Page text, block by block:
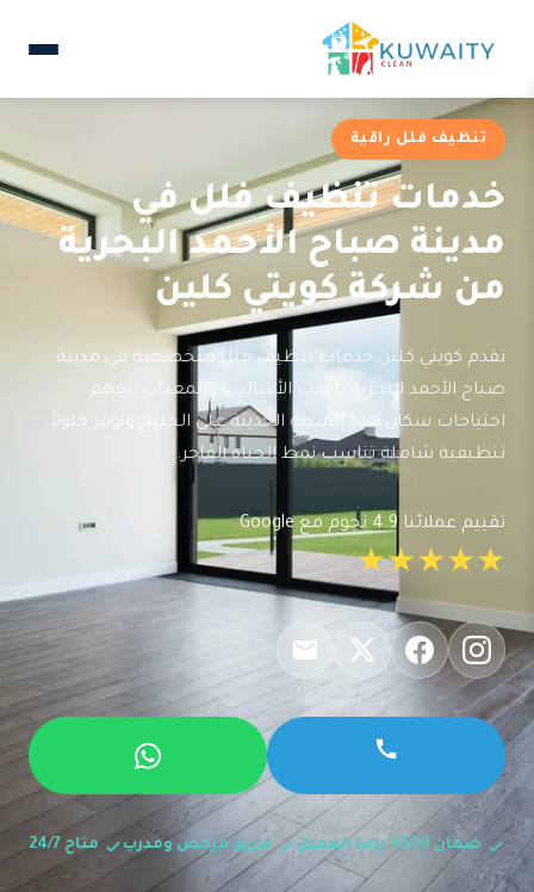
تنظيف فلل راقية
خدمات تنظيف فلل في
مدينة صباح الأحمد البحرية
من شركة كويتي كلين
تقدم كويتي كلين خدمات تنظيف فلل متخصصة في مدينة
صباح الأحمد البحرية بأحدث الأساليب والمعدات. نفهم
احتياجات سكان هذه المدينة الحديثة على الخليج ونوفر حلولاً
تنظيفية شاملة تناسب نمط الحياة الفاخر.
تقييم عملائنا 4.9 نجوم مع Google
★★★★★
ضمان 100% رضا العميل فريق مرخص ومدرب متاح 24/7